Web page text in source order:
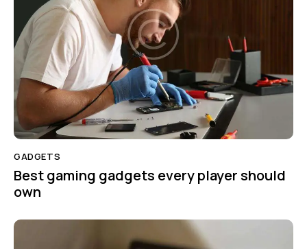
GADGETS
Best gaming gadgets every player should
own